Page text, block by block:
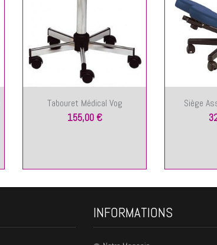
Tabouret Médical Vog
155,00 €
Siège
INFORMATIONS